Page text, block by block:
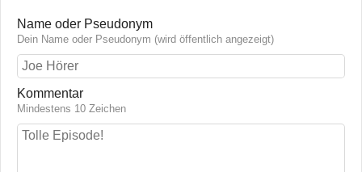
Name oder Pseudonym
Dein Name oder Pseudonym (wird öffentlich angezeigt)
Kommentar
Mindestens 10 Zeichen